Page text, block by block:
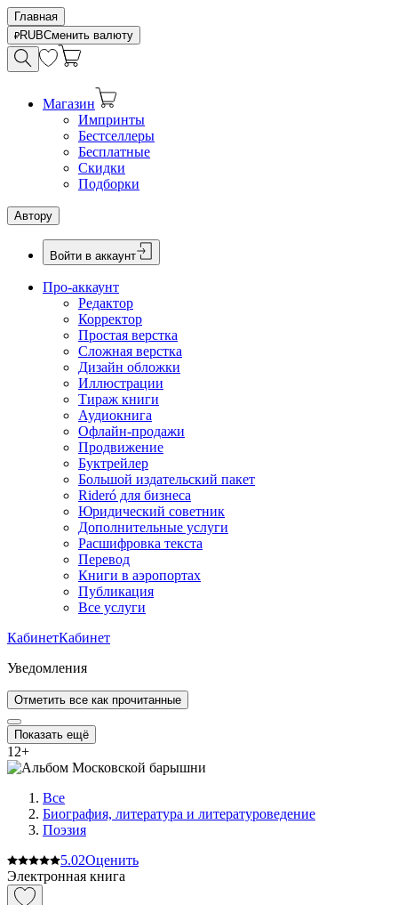
Главная
RUBСменить валюту
Магазин
Импринты
Бестселлеры
Бесплатные
Скидки
Подборки
Автору
Войти в аккаунт
Про-аккаунт
Редактор
Корректор
Простая верстка
Сложная верстка
Дизайн обложки
Иллюстрации
Тираж книги
Аудиокнига
Офлайн-продажи
Продвижение
Буктрейлер
Большой издательский пакет
Rideró для бизнеса
Юридический советник
Дополнительные услуги
Расшифровка текста
Перевод
Книги в аэропортах
Публикация
Все услуги
КабинетКабинет
Уведомления
Отметить все как прочитанные
Показать ещё
12+
Все
Биография, литература и литературоведение
Поэзия
5.02Оценить
Электронная книга